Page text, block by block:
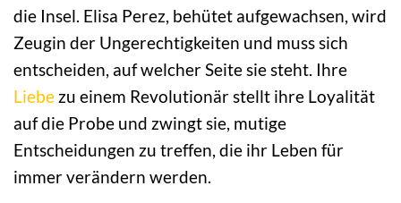
die Insel. Elisa Perez, behütet aufgewachsen, wird
Zeugin der Ungerechtigkeiten und muss sich
entscheiden, auf welcher Seite sie steht. Ihre
Liebe zu einem Revolutionär stellt ihre Loyalität
auf die Probe und zwingt sie, mutige
Entscheidungen zu treffen, die ihr Leben für
immer verändern werden.